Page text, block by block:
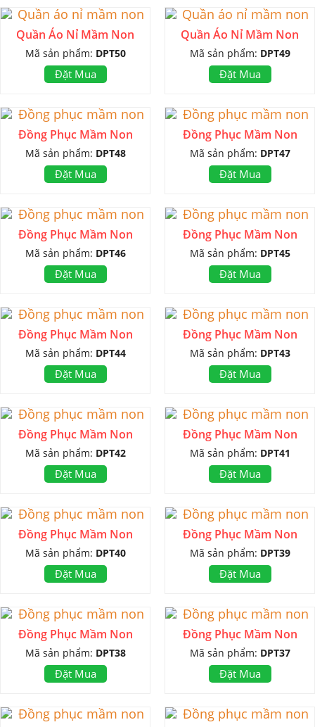
Quần Áo Nỉ Mầm Non
Mã sản phẩm: DPT50
Đặt Mua
Quần Áo Nỉ Mầm Non
Mã sản phẩm: DPT49
Đặt Mua
Đồng Phục Mầm Non
Mã sản phẩm: DPT48
Đặt Mua
Đồng Phục Mầm Non
Mã sản phẩm: DPT47
Đặt Mua
Đồng Phục Mầm Non
Mã sản phẩm: DPT46
Đặt Mua
Đồng Phục Mầm Non
Mã sản phẩm: DPT45
Đặt Mua
Đồng Phục Mầm Non
Mã sản phẩm: DPT44
Đặt Mua
Đồng Phục Mầm Non
Mã sản phẩm: DPT43
Đặt Mua
Đồng Phục Mầm Non
Mã sản phẩm: DPT42
Đặt Mua
Đồng Phục Mầm Non
Mã sản phẩm: DPT41
Đặt Mua
Đồng Phục Mầm Non
Mã sản phẩm: DPT40
Đặt Mua
Đồng Phục Mầm Non
Mã sản phẩm: DPT39
Đặt Mua
Đồng Phục Mầm Non
Mã sản phẩm: DPT38
Đặt Mua
Đồng Phục Mầm Non
Mã sản phẩm: DPT37
Đặt Mua